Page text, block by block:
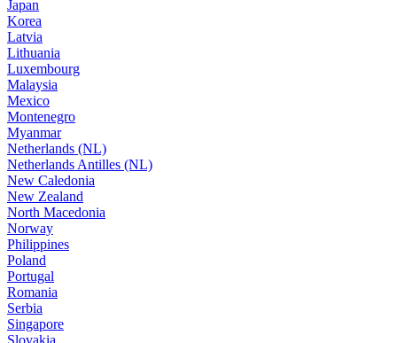
Japan
Korea
Latvia
Lithuania
Luxembourg
Malaysia
Mexico
Montenegro
Myanmar
Netherlands (NL)
Netherlands Antilles (NL)
New Caledonia
New Zealand
North Macedonia
Norway
Philippines
Poland
Portugal
Romania
Serbia
Singapore
Slovakia